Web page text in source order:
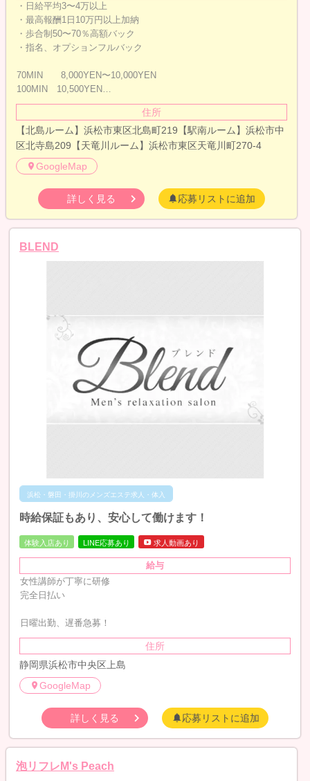
・日給平均3〜4万以上
・最高報酬1日10万円以上加納
・歩合制50〜70％高額バック
・指名、オプションフルバック
70MIN 8,000YEN〜10,000YEN
100MIN 10,500YEN…
住所
【北島ルーム】浜松市東区北島町219【駅南ルーム】浜松市中
区北寺島209【天竜川ルーム】浜松市東区天竜川町270-4
GoogleMap
詳しく見る 応募リストに追加
BLEND
浜松・磐田・掛川のメンズエステ求人・体入
時給保証もあり、安心して働けます！
体験入店あり LINE応募あり 求人動画あり
給与
女性講師が丁寧に研修
完全日払い
日曜出勤、遅番急募！
住所
静岡県浜松市中央区上島
GoogleMap
詳しく見る 応募リストに追加
泡リフレM's Peach